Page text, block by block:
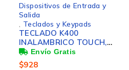
Dispositivos de Entrada y
Salida
Teclados y Keypads
TECLADO K400
INALAMBRICO TOUCH,
MULTIMEDIA PARA TV
PLUG AND PLAY
$928